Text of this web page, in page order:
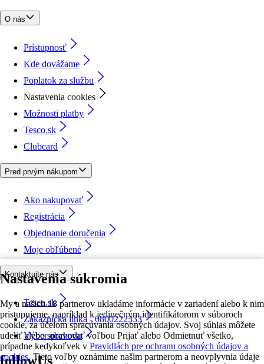
Nastavenia súkromia
My a našich 18 partnerov ukladáme informácie v zariadení alebo k nim
pristupujeme, napríklad k jedinečným identifikátorom v súboroch
cookie, za účelom spracúvania osobných údajov. Svoj súhlas môžete
udeliť alebo spravovať voľbou Prijať alebo Odmietnuť všetko,
prípadne kedykoľvek v Pravidlách pre ochranu osobných údajov a
cookies. Tieto voľby oznámime našim partnerom a neovplyvnia údaje
O nás
Prístupnosť
Kde dovážame
Poplatok za službu
Nastavenia cookies
Možnosti platby
Tesco.sk
Clubcard
Pred prvým nákupom
Ako nakupovať
Registrácia
Objednanie doručenia
Moje obľúbené
Kontaktujte nás
Tesco.sk
Zákaznícka linka - 0800222333
Výber obchodu
followUs